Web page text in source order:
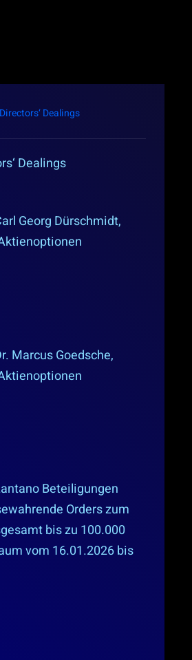
Directors‘ Dealings
Dealings
Georg Dürschmidt,
Marcus Goedsche,
Beteiligungen
Orders zum
bis zu 100.000
vom 16.01.2026 bis